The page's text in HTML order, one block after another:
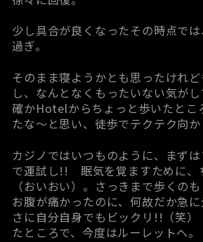
少し具合が良くなったその時点で
過ぎ。
そのまま寝ようかとも思ったけれ
し、なんとなくもったいない気が
確かHotelからちょっと歩いたとこ
たな～と思い、徒歩でテクテク向か
カジノではいつものように、まず
で運試し!! 眠気を覚ますために、
（おいおい）。さっきまで歩くの
お腹が痛かったのに、何故だか急
さに自分自身でもビックリ!!（笑
たところで、今度はルーレットへ。